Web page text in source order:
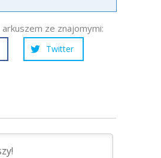
ze znajomymi:
Twitter